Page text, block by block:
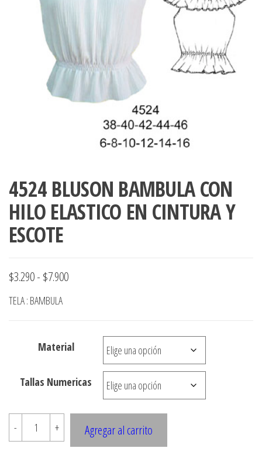
accumark ,
pdf , Moldes
Gerber ,
ropa,
Graduaciones,
Ploteo y
Digitalización
accumark,
Moldes en
Santiago-
Chile.
4524 BLUSON BAMBULA CON
HILO ELASTICO EN CINTURA Y
ESCOTE
$3.290- $7.900Rango
$3.290
TELA : BAMBULA
Material
Tallas Numericas
-
4524
BLUSON
+ Agregar al carrito